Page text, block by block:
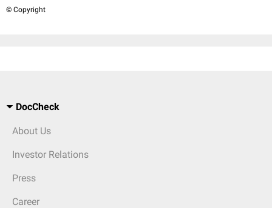
© Copyright
DocCheck
About Us
Investor Relations
Press
Career